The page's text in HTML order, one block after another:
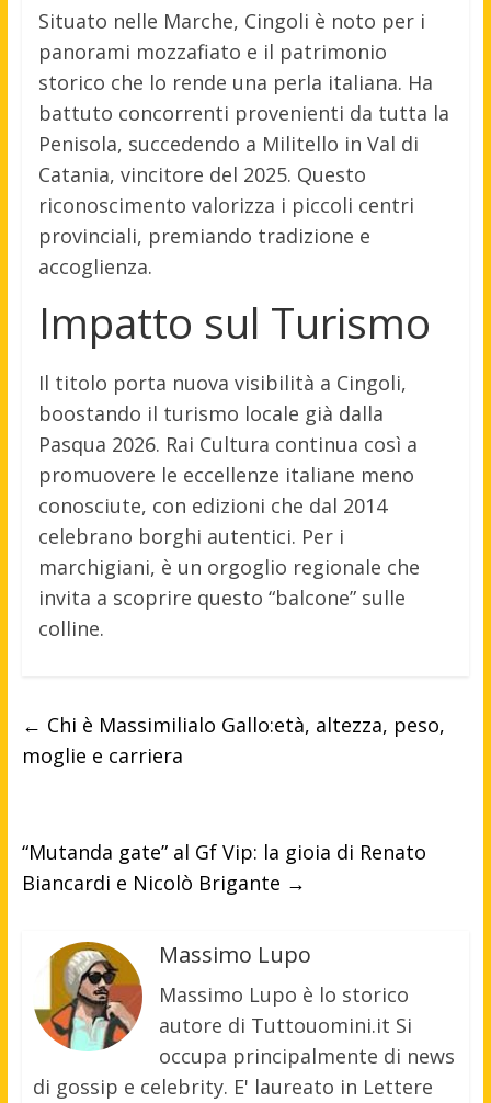
Situato nelle Marche, Cingoli è noto per i
panorami mozzafiato e il patrimonio
storico che lo rende una perla italiana. Ha
battuto concorrenti provenienti da tutta la
Penisola, succedendo a Militello in Val di
Catania, vincitore del 2025. Questo
riconoscimento valorizza i piccoli centri
provinciali, premiando tradizione e
accoglienza.
Impatto sul Turismo
Il titolo porta nuova visibilità a Cingoli,
boostando il turismo locale già dalla
Pasqua 2026. Rai Cultura continua così a
promuovere le eccellenze italiane meno
conosciute, con edizioni che dal 2014
celebrano borghi autentici. Per i
marchigiani, è un orgoglio regionale che
invita a scoprire questo “balcone” sulle
colline.
← Chi è Massimilialo Gallo:età, altezza, peso,
moglie e carriera
“Mutanda gate” al Gf Vip: la gioia di Renato
Biancardi e Nicolò Brigante →
Massimo Lupo
Massimo Lupo è lo storico
autore di Tuttouomini.it Si
occupa principalmente di news
di gossip e celebrity. E' laureato in Lettere